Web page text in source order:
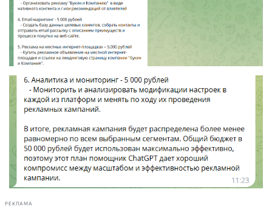
РЕКЛАМА